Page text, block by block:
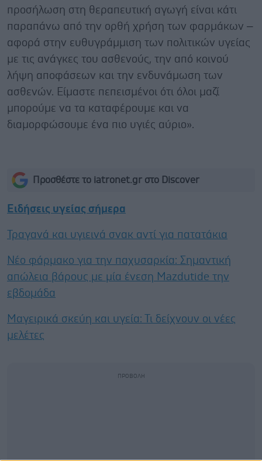
προσήλωση στη θεραπευτική αγωγή είναι κάτι
παραπάνω από την ορθή χρήση των φαρμάκων –
αφορά στην ευθυγράμμιση των πολιτικών υγείας
με τις ανάγκες του ασθενούς, την από κοινού
λήψη αποφάσεων και την ενδυνάμωση των
ασθενών. Είμαστε πεπεισμένοι ότι όλοι μαζί
μπορούμε να τα καταφέρουμε και να
διαμορφώσουμε ένα πιο υγιές αύριο».
Προσθέστε το iatronet.gr στο Discover
Ειδήσεις υγείας σήμερα
Τραγανά και υγιεινά σνακ αντί για πατατάκια
Νέο φάρμακο για την παχυσαρκία: Σημαντική
απώλεια βάρους με μία ένεση Mazdutide την
εβδομάδα
Μαγειρικά σκεύη και υγεία: Τι δείχνουν οι νέες
μελέτες